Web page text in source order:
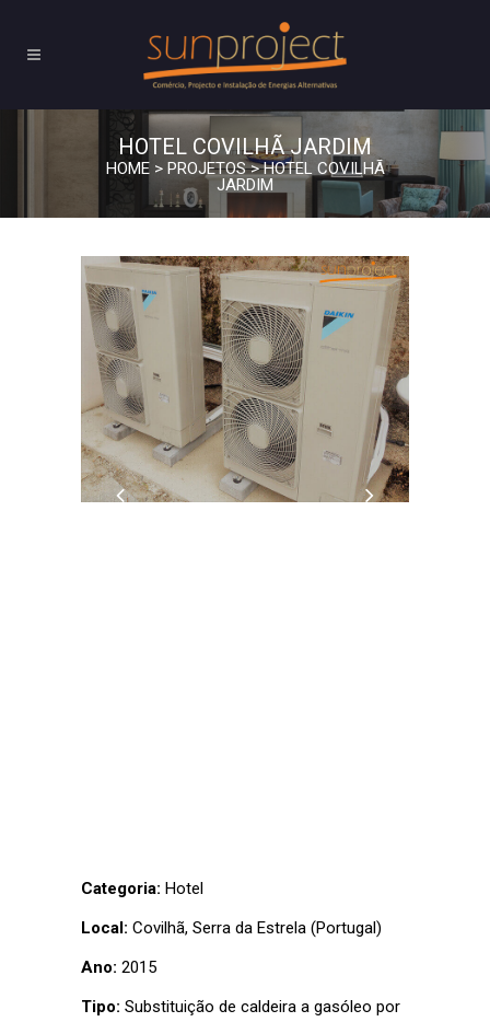
HOTEL COVILHÃ JARDIM
HOME> PROJETOS>HOTEL COVILHÃ
JARDIM
Categoria: Hotel
Local: Covilhã, Serra da Estrela (Portugal)
Ano: 2015
Tipo: Substituição de caldeira a gasóleo por